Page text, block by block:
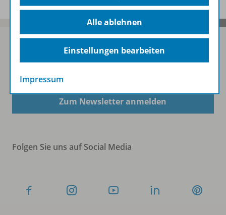
Zum Newsletter anmelden
Folgen Sie uns auf Social Media
Alle ablehnen
Einstellungen bearbeiten
Impressum